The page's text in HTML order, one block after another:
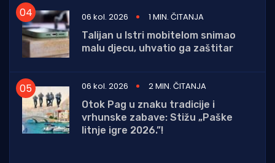
06 kol. 2026
1 MIN. ČITANJA
Talijan u Istri mobitelom snimao
malu djecu, uhvatio ga zaštitar
06 kol. 2026
2 MIN. ČITANJA
Otok Pag u znaku tradicije i
vrhunske zabave: Stižu „Paške
litnje igre 2026.”!